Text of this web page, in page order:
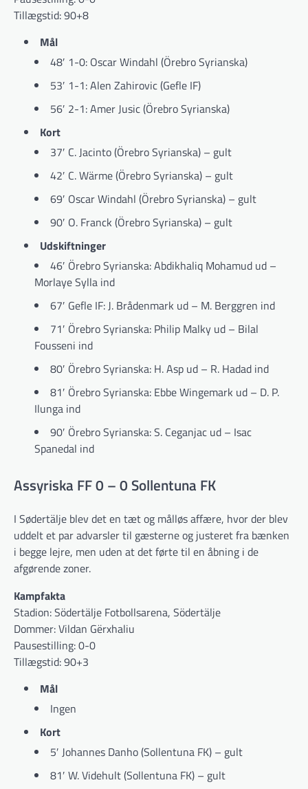
Tillægstid: 90+8
Mål
48′ 1-0: Oscar Windahl (Örebro Syrianska)
53′ 1-1: Alen Zahirovic (Gefle IF)
56′ 2-1: Amer Jusic (Örebro Syrianska)
Kort
37′ C. Jacinto (Örebro Syrianska) – gult
42′ C. Wärme (Örebro Syrianska) – gult
69′ Oscar Windahl (Örebro Syrianska) – gult
90′ O. Franck (Örebro Syrianska) – gult
Udskiftninger
46′ Örebro Syrianska: Abdikhaliq Mohamud ud –
Morlaye Sylla ind
67′ Gefle IF: J. Brådenmark ud – M. Berggren ind
71′ Örebro Syrianska: Philip Malky ud – Bilal
Fousseni ind
80′ Örebro Syrianska: H. Asp ud – R. Hadad ind
81′ Örebro Syrianska: Ebbe Wingemark ud – D. P.
Ilunga ind
90′ Örebro Syrianska: S. Ceganjac ud – Isac
Spanedal ind
Assyriska FF 0 – 0 Sollentuna FK
I Sødertälje blev det en tæt og målløs affære, hvor der blev
uddelt et par advarsler til gæsterne og justeret fra bænken
i begge lejre, men uden at det førte til en åbning i de
afgørende zoner.
Kampfakta
Stadion: Södertälje Fotbollsarena, Södertälje
Dommer: Vildan Gërxhaliu
Pausestilling: 0-0
Tillægstid: 90+3
Mål
Ingen
Kort
5′ Johannes Danho (Sollentuna FK) – gult
81′ W. Videhult (Sollentuna FK) – gult